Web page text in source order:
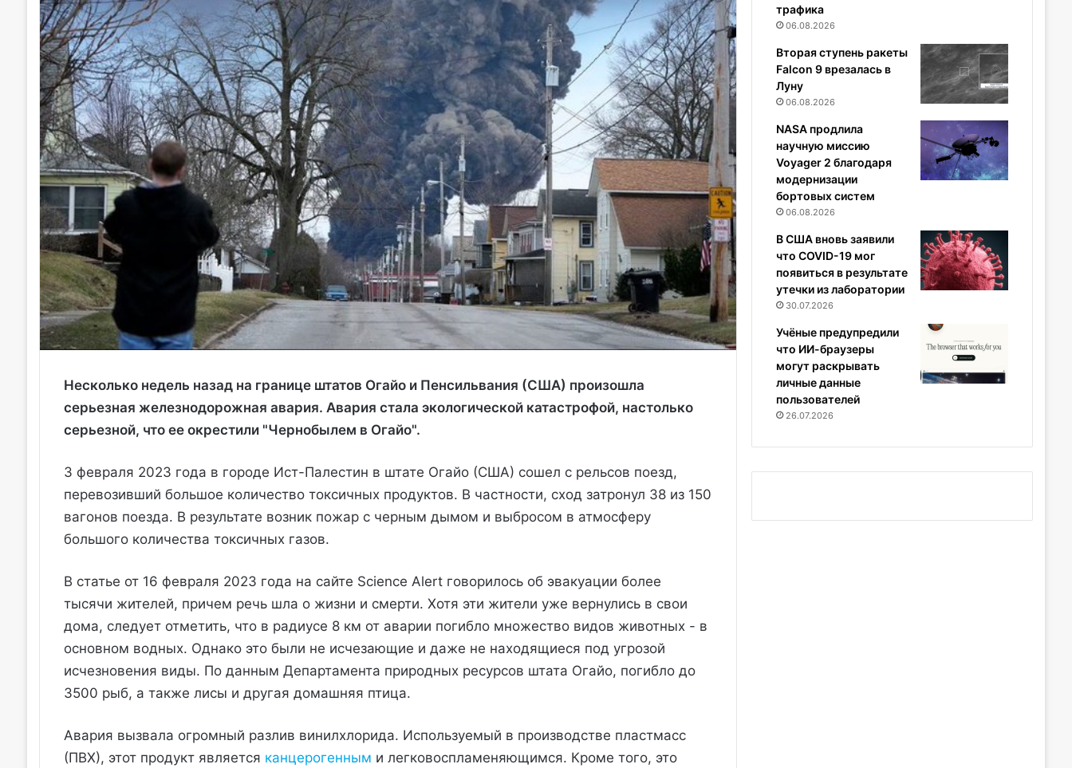
Несколько недель назад на границе штатов Огайо и Пенсильвания (США) произошла
серьезная железнодорожная авария. Авария стала экологической катастрофой, настолько
серьезной, что ее окрестили "Чернобылем в Огайо".
3 февраля 2023 года в городе Ист-Палестин в штате Огайо (США) сошел с рельсов поезд,
перевозивший большое количество токсичных продуктов. В частности, сход затронул 38 из 150
вагонов поезда. В результате возник пожар с черным дымом и выбросом в атмосферу
большого количества токсичных газов.
В статье от 16 февраля 2023 года на сайте Science Alert говорилось об эвакуации более
тысячи жителей, причем речь шла о жизни и смерти. Хотя эти жители уже вернулись в свои
дома, следует отметить, что в радиусе 8 км от аварии погибло множество видов животных - в
основном водных. Однако это были не исчезающие и даже не находящиеся под угрозой
исчезновения виды. По данным Департамента природных ресурсов штата Огайо, погибло до
3500 рыб, а также лисы и другая домашняя птица.
Авария вызвала огромный разлив винилхлорида. Используемый в производстве пластмасс
(ПВХ), этот продукт является канцерогенным и легковоспламеняющимся. Кроме того, это
трафика
06.08.2026
Вторая ступень ракеты
Falcon 9 врезалась в
Луну
06.08.2026
NASA продлила
научную миссию
Voyager 2 благодаря
модернизации
бортовых систем
06.08.2026
В США вновь заявили
что COVID-19 мог
появиться в результате
утечки из лаборатории
30.07.2026
Учёные предупредили
что ИИ-браузеры
могут раскрывать
личные данные
пользователей
26.07.2026